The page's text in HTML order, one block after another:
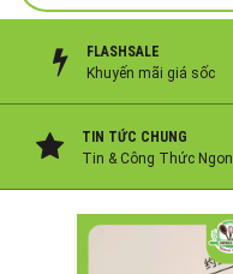
FLASHSALE
Khuyến mãi giá sốc
TIN TỨC CHUNG
Tin & Công Thức Ngon